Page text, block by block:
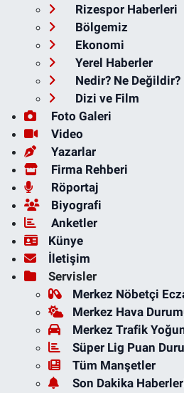
Rizespor Haberleri
Bölgemiz
Ekonomi
Yerel Haberler
Nedir? Ne Değildir?
Dizi ve Film
Foto Galeri
Video
Yazarlar
Firma Rehberi
Röportaj
Biyografi
Anketler
Künye
İletişim
Servisler
Merkez Nöbetçi
Merkez Hava
Merkez Trafik
Süper Lig Puan
Tüm Manşetler
Son Dakika